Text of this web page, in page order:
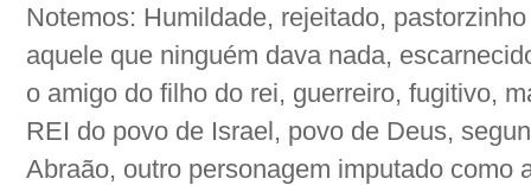
Notemos: Humildade, rejeitado,
aquele que ninguém dava nada,
o amigo do filho do rei, guerreiro, fugitivo,
REI do povo de Israel, povo de Deus,
Abraão, outro personagem imputado como